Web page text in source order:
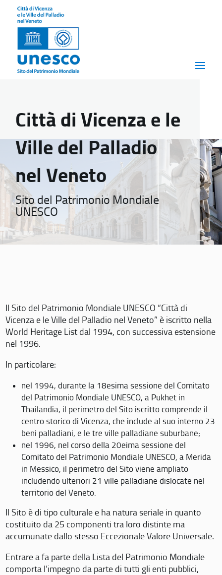
Città di Vicenza e le
Ville del Palladio
nel Veneto
Sito del Patrimonio Mondiale
UNESCO
Il Sito del Patrimonio Mondiale UNESCO “Città di
Vicenza e le Ville del Palladio nel Veneto” è iscritto nella
World Heritage List dal 1994, con successiva estensione
nel 1996.
In particolare:
nel 1994, durante la 18esima sessione del Comitato
del Patrimonio Mondiale UNESCO, a Pukhet in
Thailandia, il perimetro del Sito iscritto comprende il
centro storico di Vicenza, che include al suo interno 23
beni palladiani, e le tre ville palladiane suburbane;
nel 1996, nel corso della 20eima sessione del
Comitato del Patrimonio Mondiale UNESCO, a Merida
in Messico, il perimetro del Sito viene ampliato
includendo ulteriori 21 ville palladiane dislocate nel
territorio del Veneto.
Il Sito è di tipo culturale e ha natura seriale in quanto
costituito da 25 componenti tra loro distinte ma
accumunate dallo stesso Eccezionale Valore Universale.
Entrare a fa parte della Lista del Patrimonio Mondiale
comporta l’impegno da parte di tutti gli enti pubblici,